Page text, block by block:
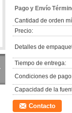
Pago y Envío
Cantidad de orden
Precio:
Detalles de
Tiempo de entrega:
Condiciones de
Capacidad de la
Contacto